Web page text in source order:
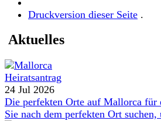
Druckversion dieser Seite .
Aktuelles
24 Jul 2026
Die perfekten Orte auf Mallorca für
Sie nach dem perfekten Ort